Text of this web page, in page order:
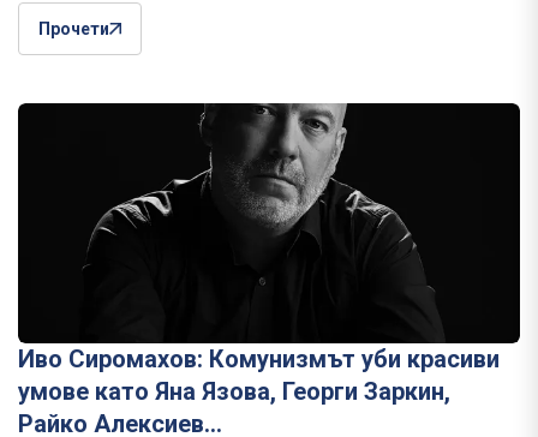
Прочети
Иво Сиромахов: Комунизмът уби красиви
умове като Яна Язова, Георги Заркин,
Райко Алексиев...